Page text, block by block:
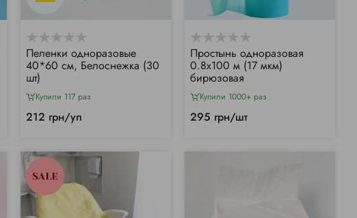
Пеленки одноразовые
40*60 см, Белоснежка (30
шт)
Купили 117 раз
212 грн/уп
Простынь одноразовая
0.8х100 м (17 мкм)
бирюзовая
Купили 1000+ раз
295 грн/шт
SALE